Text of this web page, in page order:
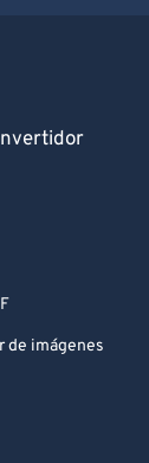
de imágenes